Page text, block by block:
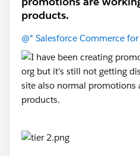
products.
@* Salesforce Commerce